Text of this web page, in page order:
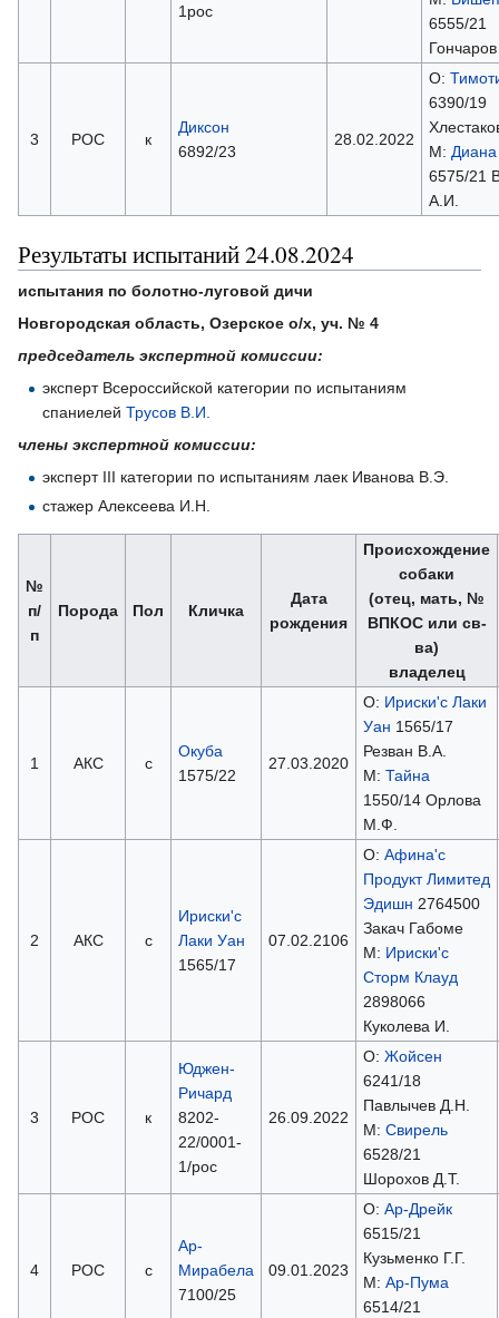
1рос
6555/21
3 РОС к
Диксон
6892/23
28.02.2022
О:
6390/19
М: Диана
6575/21
А.И.
Результаты испытаний 24.08.2024
испытания по болотно-луговой дичи
Новгородская область, Озерское о/х, уч. № 4
председатель экспертной комиссии:
эксперт Всероссийской категории по испытаниям
спаниелейТрусов В.И.
члены экспертной комиссии:
эксперт III категории по испытаниям лаек Иванова В.Э.
стажер Алексеева И.Н.
№
п/
п
Порода Пол Кличка
Дата
рождения
Происхождение
собаки
(отец, мать, №
ВПКОС или св-
ва)
владелец
1 АКС с
Окуба
1575/22
27.03.2020
О: Ириски'с Лаки
Уан 1565/17
Резван В.А.
М: Тайна
1550/14 Орлова
М.Ф.
2 АКС с
Ириски'с
Лаки Уан
1565/17
07.02.2106
О: Афина'с
Продукт Лимитед
Эдишн 2764500
Закач Габоме
М: Ириски'с
Сторм Клауд
2898066
Куколева И.
3 РОС к
Юджен-
Ричард
8202-
22/0001-
1/рос
26.09.2022
О: Жойсен
6241/18
Павлычев Д.Н.
М: Свирель
6528/21
Шорохов Д.Т.
4 РОС с
Ар-
Мирабела
7100/25
09.01.2023
О: Ар-Дрейк
6515/21
Кузьменко Г.Г.
М: Ар-Пума
6514/21